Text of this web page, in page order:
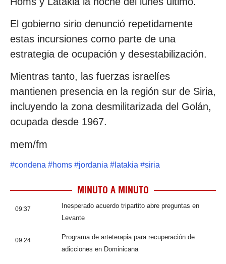
El gobierno sirio denunció repetidamente
estas incursiones como parte de una
estrategia de ocupación y desestabilización.
Mientras tanto, las fuerzas israelíes
mantienen presencia en la región sur de Siria,
incluyendo la zona desmilitarizada del Golán,
ocupada desde 1967.
mem/fm
#condena #homs #jordania # latakia #siria
MINUTO A MINUTO
09:37
Inesperado acuerdo tripartito abre preguntas en
Levante
09:24
Programa de arteterapia para recuperación de
adicciones en Dominicana